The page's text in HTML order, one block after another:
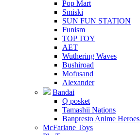
Pop Mart
Smiski
SUN FUN STATION
Funism
TOP TOY
AET
Wuthering Waves
Bushiroad
Mofusand
Alexander
Bandai
Q posket
Tamashii Nations
Banpresto Anime Heroes
McFarlane Toys